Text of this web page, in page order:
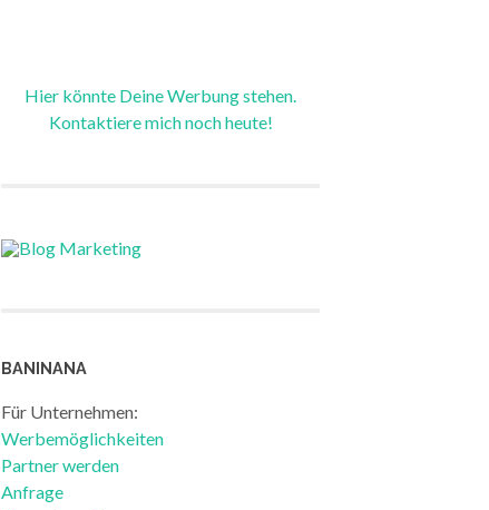
Hier könnte Deine Werbung stehen.
Kontaktiere mich noch heute!
BANINANA
Für Unternehmen:
Werbemöglichkeiten
Partner werden
Anfrage